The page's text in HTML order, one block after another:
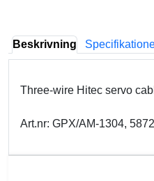
Beskrivning
Three-wire Hitec servo
Art.nr: GPX/AM-1304, 5872